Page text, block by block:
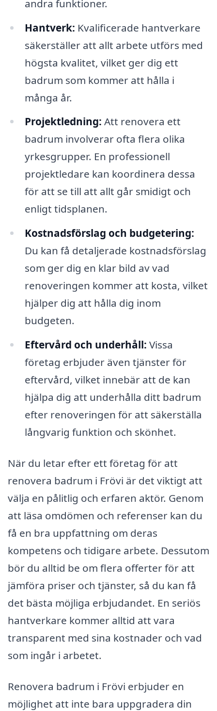
andra funktioner.
Hantverk: Kvalificerade hantverkare
säkerställer att allt arbete utförs med
högsta kvalitet, vilket ger dig ett
badrum som kommer att hålla i
många år.
Projektledning: Att renovera ett
badrum involverar ofta flera olika
yrkesgrupper. En professionell
projektledare kan koordinera dessa
för att se till att allt går smidigt och
enligt tidsplanen.
Kostnadsförslag och budgetering:
Du kan få detaljerade kostnadsförslag
som ger dig en klar bild av vad
renoveringen kommer att kosta, vilket
hjälper dig att hålla dig inom
budgeten.
Eftervård och underhåll: Vissa
företag erbjuder även tjänster för
eftervård, vilket innebär att de kan
hjälpa dig att underhålla ditt badrum
efter renoveringen för att säkerställa
långvarig funktion och skönhet.
När du letar efter ett företag för att
renovera badrum i Frövi är det viktigt att
välja en pålitlig och erfaren aktör. Genom
att läsa omdömen och referenser kan du
få en bra uppfattning om deras
kompetens och tidigare arbete. Dessutom
bör du alltid be om flera offerter för att
jämföra priser och tjänster, så du kan få
det bästa möjliga erbjudandet. En seriös
hantverkare kommer alltid att vara
transparent med sina kostnader och vad
som ingår i arbetet.
Renovera badrum i Frövi erbjuder en
möjlighet att inte bara uppgradera din